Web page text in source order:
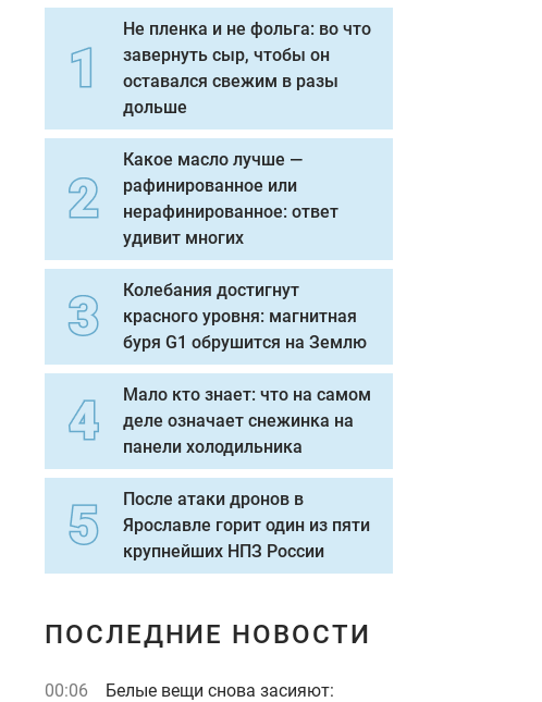
Не пленка и не фольга: во что
завернуть сыр, чтобы он
оставался свежим в разы
дольше
Какое масло лучше —
рафинированное или
нерафинированное: ответ
удивит многих
Колебания достигнут
красного уровня: магнитная
буря G1 обрушится на Землю
Мало кто знает: что на самом
деле означает снежинка на
панели холодильника
После атаки дронов в
Ярославле горит один из пяти
крупнейших НПЗ России
ПОСЛЕДНИЕ НОВОСТИ
00:06
Белые вещи снова засияют: